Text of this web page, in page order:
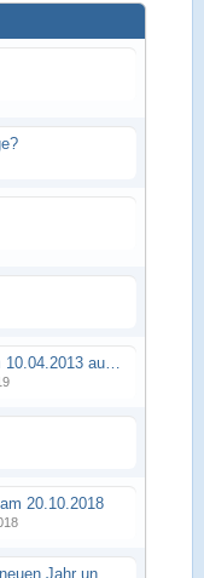
Brushless Buggy Cup am 10.04.2013 auf der Intermodellbau in Dortmund
20.10.2018